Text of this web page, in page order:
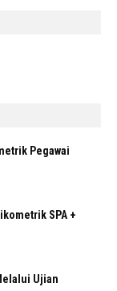
Pegawai
SPA +
Ujian